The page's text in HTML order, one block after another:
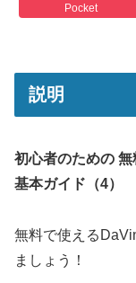
Pocket
説明
初心者のための
基本ガイド（4）
無料で使える
ましょう！